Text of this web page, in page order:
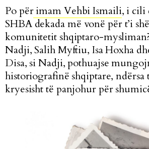
Po për imam Vehbi Ismaili, i cili
SHBA dekada më vonë për t’i
komunitetit shqiptaro-
Nadji, Salih Myftiu, Isa Hoxha
Disa, si Nadji, pothuajse
historiografinë shqiptare,
kryesisht të panjohur për